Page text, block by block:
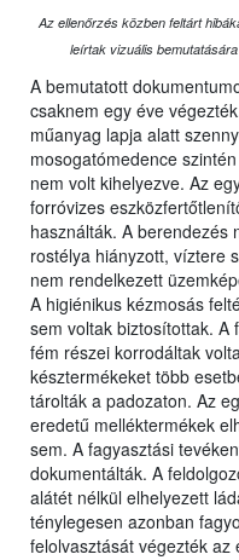
Az ellenőrzés közben feltárt
leírtak vizuális
A bemutatott
csaknem egy éve
műanyag lapja alatt
mosogatómedence
nem volt kihelyezve. Az
forróvizes
használták. A berendezés
rostélya hiányzott, víztere
nem rendelkezett
A higiénikus kézmosás
sem voltak biztosítottak. A
fém részei korrodáltak
késztermékeket több
tárolták a padozaton. Az
eredetű melléktermékek
sem. A fagyasztási
dokumentálták. A
alátét nélkül elhelyezett
ténylegesen azonban
felolvasztását végezték az